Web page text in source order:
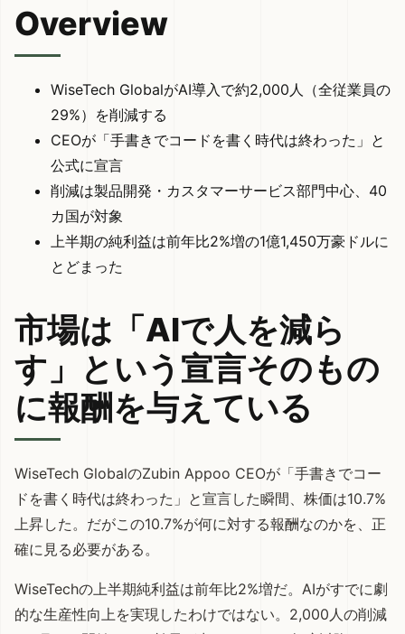
Overview
WiseTech GlobalがAI導入で約2,000人（全従業員の
29%）を削減する
CEOが「手書きでコードを書く時代は終わった」と
公式に宣言
削減は製品開発・カスタマーサービス部門中心、40
カ国が対象
上半期の純利益は前年比2%増の1億1,450万豪ドルに
とどまった
市場は「AIで人を減ら
す」という宣言そのもの
に報酬を与えている
WiseTech GlobalのZubin Appoo CEOが「手書きでコー
ドを書く時代は終わった」と宣言した瞬間、株価は10.7%
上昇した。だがこの10.7%が何に対する報酬なのかを、正
確に見る必要がある。
WiseTechの上半期純利益は前年比2%増だ。AIがすでに劇
的な生産性向上を実現したわけではない。2,000人の削減